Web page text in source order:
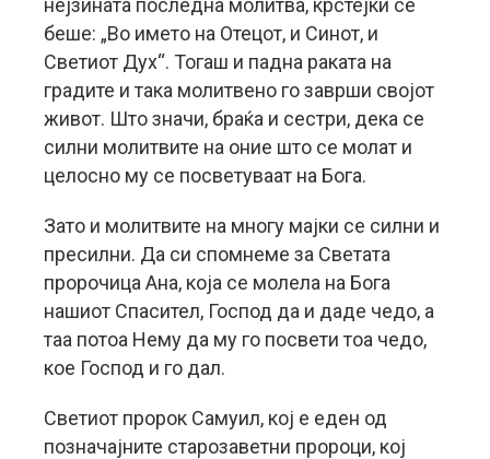
нејзината последна молитва, крстејќи се
беше: „Во името на Отецот, и Синот, и
Светиот Дух“. Тогаш и падна раката на
градите и така молитвено го заврши својот
живот. Што значи, браќа и сестри, дека се
силни молитвите на оние што се молат и
целосно му се посветуваат на Бога.
Зато и молитвите на многу мајки се силни и
пресилни. Да си спомнеме за Светата
пророчица Ана, која се молела на Бога
нашиот Спасител, Господ да и даде чедо, а
таа потоа Нему да му го посвети тоа чедо,
кое Господ и го дал.
Светиот пророк Самуил, кој е еден од
позначајните старозаветни пророци, кој